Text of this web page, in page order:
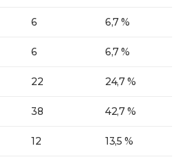
6 6,7 %
6 6,7 %
22 24,7 %
38 42,7 %
12 13,5 %